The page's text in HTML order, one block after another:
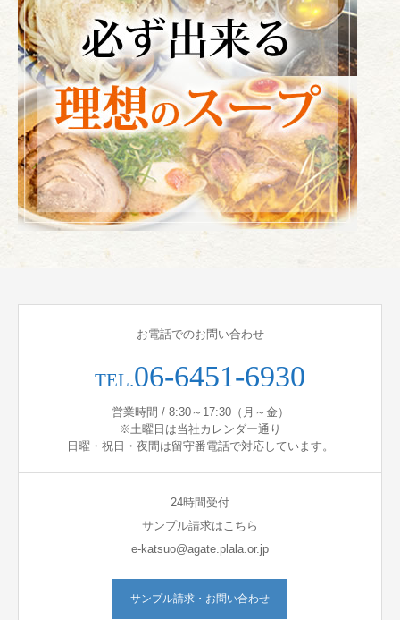
お電話でのお問い合わせ
TEL.06-6451-6930
営業時間 / 8:30～17:30（月～金）
※土曜日は当社カレンダー通り
日曜・祝日・夜間は留守番電話で対応しています。
24時間受付
サンプル請求はこちら
e-katsuo@agate.plala.or.jp
サンプル請求・お問い合わせ